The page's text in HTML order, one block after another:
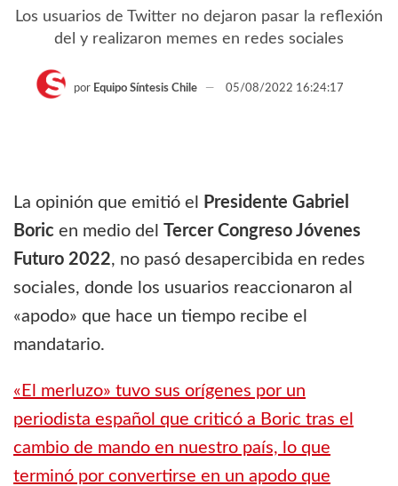
Los usuarios de Twitter no dejaron pasar la reflexión
del y realizaron memes en redes sociales
por Equipo Síntesis Chile 05/08/2022 16:24:17
La opinión que emitió el
Presidente Gabriel
Boric en medio del Tercer Congreso Jóvenes
Futuro 2022, no pasó desapercibida en redes
sociales, donde los usuarios reaccionaron al
«apodo» que hace un tiempo recibe el
mandatario.
«El merluzo» tuvo sus orígenes por un
periodista español que criticó a Boric tras el
cambio de mando en nuestro país, lo que
terminó por convertirse en un apodo que